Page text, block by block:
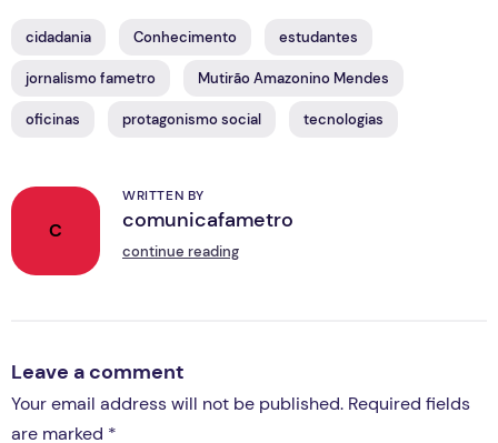
cidadania Conhecimento estudantes
jornalismo fametro Mutirão Amazonino Mendes
oficinas protagonismo social tecnologias
C
WRITTEN BY
comunicafametro
continue reading
Leave a comment
Your email address will not be published. Required fields
are marked *